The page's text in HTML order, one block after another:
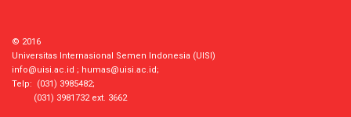
© 2016
Universitas Internasional Semen Indonesia (UISI)
info@uisi.ac.id ; humas@uisi.ac.id;
Telp: (031) 3985482;
(031) 3981732 ext. 3662